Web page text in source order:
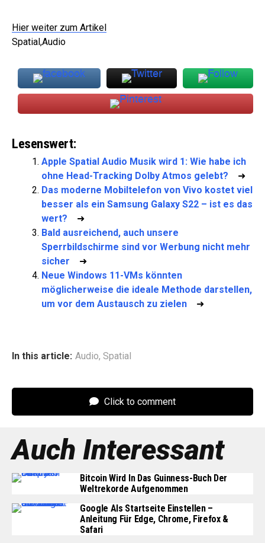
Hier weiter zum Artikel
Spatial,Audio
Lesenswert:
Apple Spatial Audio Musik wird 1: Wie habe ich
ohne Head-Tracking Dolby Atmos gelebt? ➜
Das moderne Mobiltelefon von Vivo kostet viel
besser als ein Samsung Galaxy S22 – ist es das
wert? ➜
Bald ausreichend, auch unsere
Sperrbildschirme sind vor Werbung nicht mehr
sicher ➜
Neue Windows 11-VMs könnten
möglicherweise die ideale Methode darstellen,
um vor dem Austausch zu zielen ➜
In this article: Audio, Spatial
Click to comment
Auch Interessant
Bitcoin Wird In Das Guinness-Buch Der
Weltrekorde Aufgenommen
Google Als Startseite Einstellen –
Anleitung Für Edge, Chrome, Firefox &
Safari